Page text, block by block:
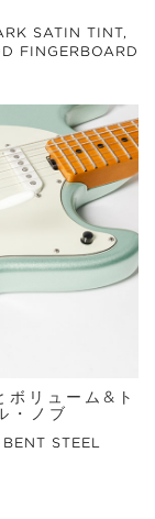
SATIN TINT,
FINGERBOARD
リューム&ト
・ノブ
STEEL